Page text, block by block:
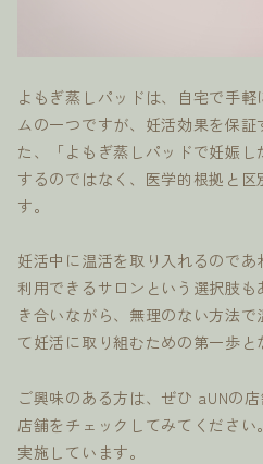
よもぎ蒸しパッドは、自宅で手
ムの一つですが、妊活効果を保
た、「よもぎ蒸しパッドで妊娠
するのではなく、医学的根拠と
す。
妊活中に温活を取り入れるので
利用できるサロンという選択肢
き合いながら、無理のない方法
て妊活に取り組むための第一歩と
ご興味のある方は、ぜひ aUNの
店舗をチェックしてみてくださ
実施しています。